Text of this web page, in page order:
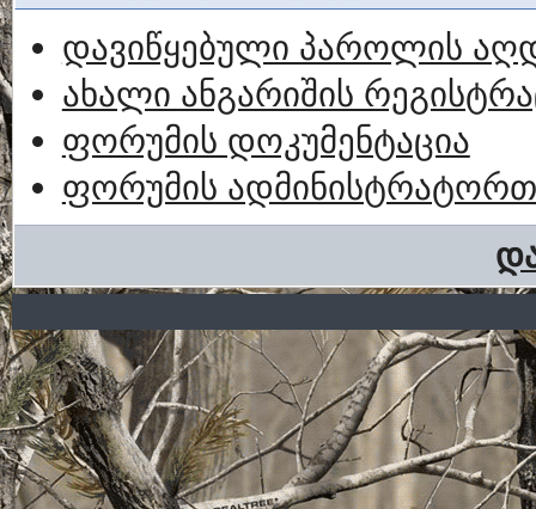
დავიწყებული პაროლის
ახალი ანგარიშის
ფორუმის დოკუმენტაცია
ფორუმის